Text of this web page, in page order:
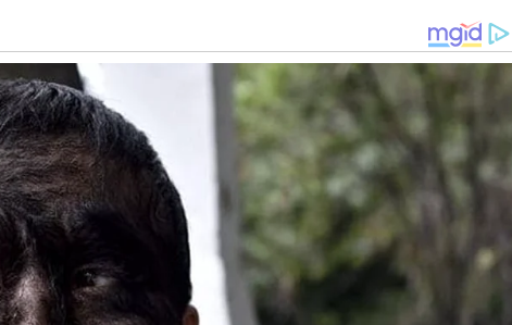
കൊലപാതകത്തിന് ശേഷം ഖമേനിയുടെ സംസ്കാര
നിലനിന്നിരുന്നു. പുതിയ വിവരങ്ങൾ അനുസരിച്ച്
നഗരമായ ഖോമിലും പ്രത്യേക ചടങ്ങുകൾ നടക്കും.
നടക്കുന്ന വിടവാങ്ങൽ ചടങ്ങുകളിൽ ഏതാണ്ട് രണ്ട്
വിലയിരുത്തൽ. ഇത് യാഥാർത്ഥ്യമായാൽ 1989-ൽ
ഖൊമേനിയുടെ സംസ്കാര ചടങ്ങിൽ പങ്കെടുത്ത ഒരു
പാകിസ്ഥാൻ പ്രധാനമന്ത്രി ഷെഹ്ബാസ് ഷെരീഫ്
ചടങ്ങിൽ സംബന്ധിക്കും.
മാർച്ച് 8 മുതൽ അദ്ദേഹത്തിന്റെ മകനായ